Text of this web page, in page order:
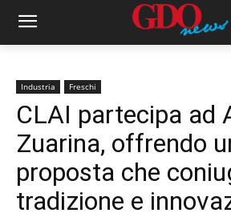
Industria Freschi
CLAI partecipa ad
Zuarina, offrendo
proposta che
tradizione e